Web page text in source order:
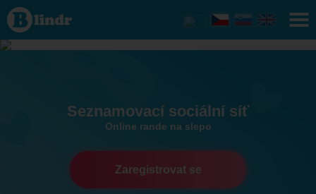
Seznamka
- On hledá
Topoľčany
Seznamovací sociální síť
Online rande na slepo
Zaregistrovat se